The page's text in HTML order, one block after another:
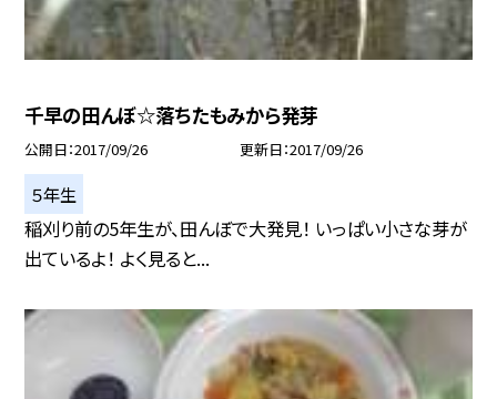
千早の田んぼ☆落ちたもみから発芽
公開日 2017/09/26 更新日 2017/09/26
５年生
稲刈り前の5年生が、田んぼで大発見！ いっぱい小さな芽が
出ているよ！ よく見ると...